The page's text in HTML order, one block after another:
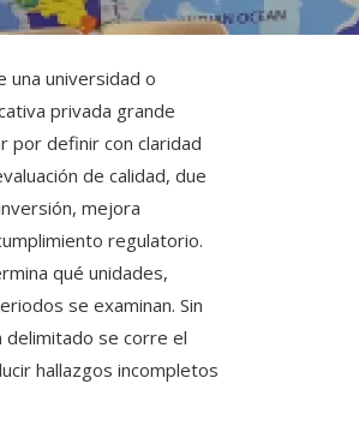
una universidad o
privada grande
por definir con claridad
de calidad, due
mejora
regulatorio.
qué unidades,
se examinan. Sin
delimitado se corre el
hallazgos incompletos